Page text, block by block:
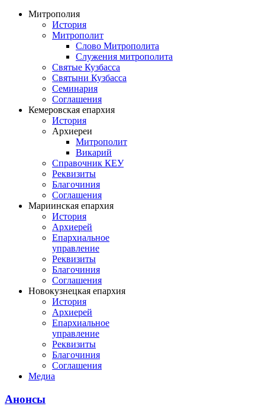
Митрополия
История
Митрополит
Слово Митрополита
Служения митрополита
Святые Кузбасса
Святыни Кузбасса
Семинария
Соглашения
Кемеровская епархия
История
Архиереи
Митрополит
Викарий
Справочник КЕУ
Реквизиты
Благочиния
Соглашения
Мариинская епархия
История
Архиерей
Епархиальное
управление
Реквизиты
Благочиния
Соглашения
Новокузнецкая епархия
История
Архиерей
Епархиальное
управление
Реквизиты
Благочиния
Соглашения
Медиа
Анонсы